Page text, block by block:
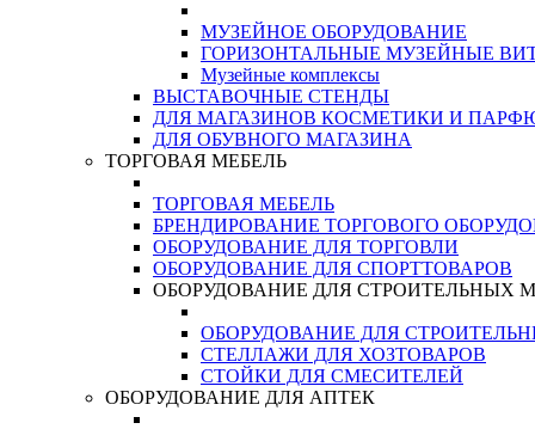
МУЗЕЙНОЕ ОБОРУДОВАНИЕ
ГОРИЗОНТАЛЬНЫЕ МУЗЕЙНЫЕ
Музейные комплексы
ВЫСТАВОЧНЫЕ СТЕНДЫ
ДЛЯ МАГАЗИНОВ КОСМЕТИКИ И
ДЛЯ ОБУВНОГО МАГАЗИНА
ТОРГОВАЯ МЕБЕЛЬ
ТОРГОВАЯ МЕБЕЛЬ
БРЕНДИРОВАНИЕ ТОРГОВОГО
ОБОРУДОВАНИЕ ДЛЯ ТОРГОВЛИ
ОБОРУДОВАНИЕ ДЛЯ СПОРТТОВАРОВ
ОБОРУДОВАНИЕ ДЛЯ СТРОИТЕЛЬНЫХ
ОБОРУДОВАНИЕ ДЛЯ
СТЕЛЛАЖИ ДЛЯ ХОЗТОВАРОВ
СТОЙКИ ДЛЯ СМЕСИТЕЛЕЙ
ОБОРУДОВАНИЕ ДЛЯ АПТЕК